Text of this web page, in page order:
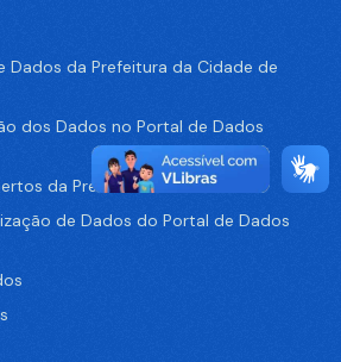
Dados da Prefeitura da Cidade de
dos Dados no Portal de Dados
da Prefeitura do Recife
de Dados do Portal de Dados